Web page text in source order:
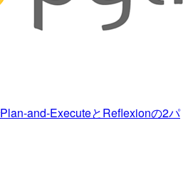
and-ExecuteとReflexionの2パ